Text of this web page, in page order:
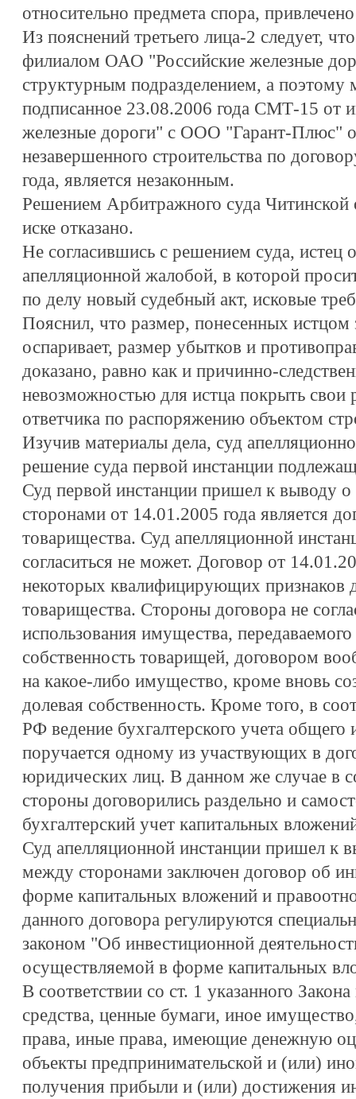
относительно предмета спора,
Из пояснений третьего лица-2 следует,
филиалом ОАО "Российские железные
структурным подразделением, а поэтому
подписанное 23.08.2006 года СМТ-15 от
железные дороги" с ООО "Гарант-Плюс" о
незавершенного строительства по
года, является незаконным.
Решением Арбитражного суда Читинской
иске отказано.
Не согласившись с решением суда, истец
апелляционной жалобой, в которой
по делу новый судебный акт, исковые
Пояснил, что размер, понесенных истцом
оспаривает, размер убытков и
доказано, равно как и причинно-
невозможностью для истца покрыть свои
ответчика по распоряжению объектом
Изучив материалы дела, суд
решение суда первой инстанции
Суд первой инстанции пришел к выводу
сторонами от 14.01.2005 года является
товарищества. Суд апелляционной
согласиться не может. Договор от
некоторых квалифицирующих признаков
товарищества. Стороны договора не
использования имущества,
собственность товарищей, договором
на какое-либо имущество, кроме вновь
долевая собственность. Кроме того, в
РФ ведение бухгалтерского учета
поручается одному из участвующих в
юридических лиц. В данном же случае в
стороны договорились раздельно и
бухгалтерский учет капитальных
Суд апелляционной инстанции пришел к
между сторонами заключен договор об
форме капитальных вложений и
данного договора регулируются
законом "Об инвестиционной
осуществляемой в форме капитальных
В соответствии со ст. 1 указанного
средства, ценные бумаги, иное
права, иные права, имеющие денежную
объекты предпринимательской и (или)
получения прибыли и (или) достижения